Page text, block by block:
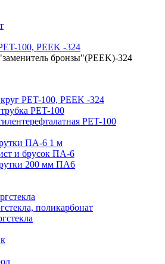
100, PEEK -324
бронзы"(PEEK)-324
PET-100, PEEK -324
PET-100
PET-100
ПА-6 1 м
и брусок ПА-6
200 мм ПА6
поликарбонат